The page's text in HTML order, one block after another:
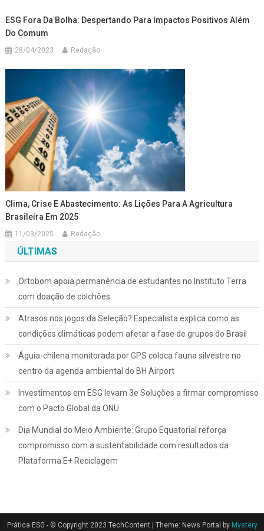
ESG Fora Da Bolha: Despertando Para Impactos Positivos Além
Do Comum
28/04/2023 Redação
Clima, Crise E Abastecimento: As Lições Para A Agricultura
Brasileira Em 2025
11/03/2025 Redação
ÚLTIMAS
Ortobom apoia permanência de estudantes no Instituto Terra
com doação de colchões
Atrasos nos jogos da Seleção? Especialista explica como as
condições climáticas podem afetar a fase de grupos do Brasil
Águia-chilena monitorada por GPS coloca fauna silvestre no
centro da agenda ambiental do BH Airport
Investimentos em ESG levam 3e Soluções a firmar compromisso
com o Pacto Global da ONU
Dia Mundial do Meio Ambiente: Grupo Equatorial reforça
compromisso com a sustentabilidade com resultados da
Plataforma E+ Reciclagem
Prática ESG - © Copyright 2023 TechContent Theme: News Portal by Mystery